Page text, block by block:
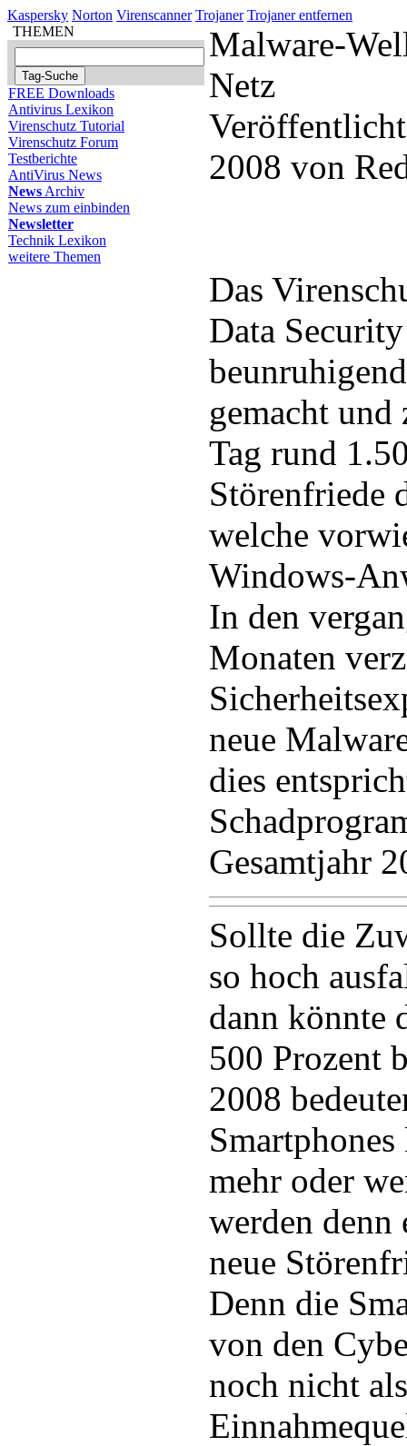
Kaspersky Norton Virenscanner Trojaner Trojaner entfernen
THEMEN
FREE Downloads
Antivirus Lexikon
Virenschutz Tutorial
Virenschutz Forum
Testberichte
AntiVirus News
News Archiv
News zum einbinden
Newsletter
Technik Lexikon
weitere Themen
Malware-
Netz
2008 von
Das
Data
gemacht
Tag rund
Störenfriede
welche
Windows-
In den
Monaten
neue
dies
Gesamtjahr
Sollte die
so hoch
dann könnte
500 Prozent
2008
mehr oder
werden denn
neue
Denn die
von den
noch nicht